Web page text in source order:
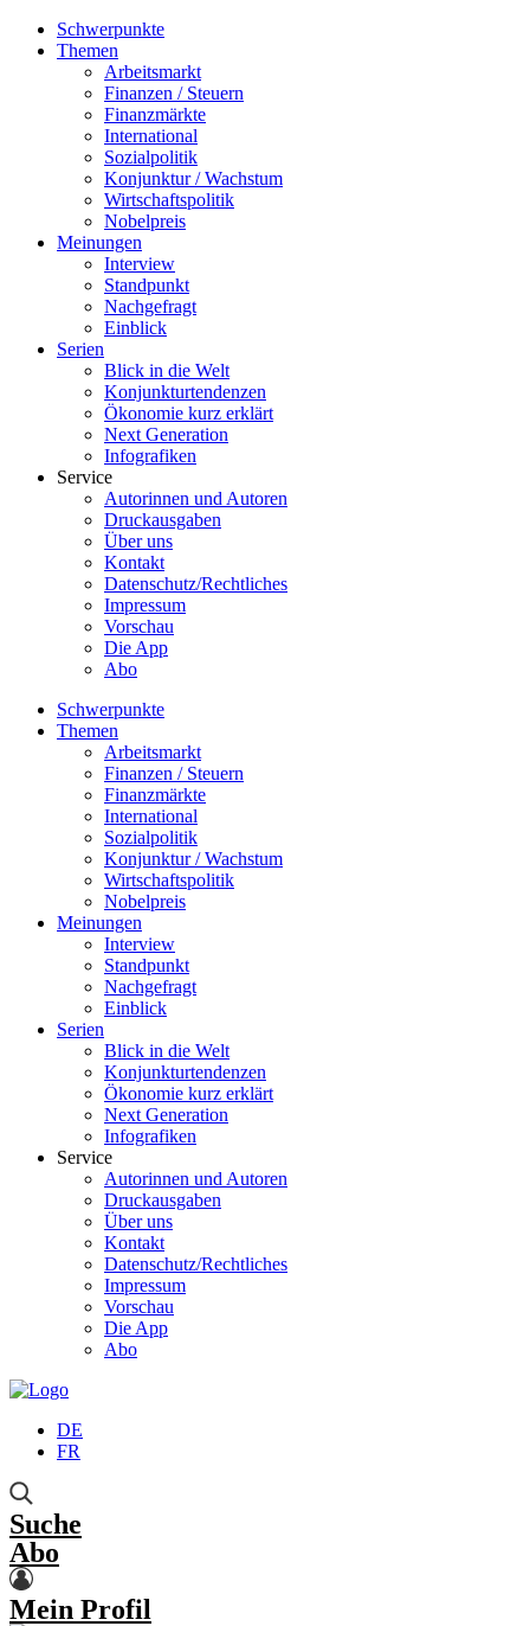
Schwerpunkte
Themen
Arbeitsmarkt
Finanzen / Steuern
Finanzmärkte
International
Sozialpolitik
Konjunktur / Wachstum
Wirtschaftspolitik
Nobelpreis
Meinungen
Interview
Standpunkt
Nachgefragt
Einblick
Serien
Blick in die Welt
Konjunkturtendenzen
Ökonomie kurz erklärt
Next Generation
Infografiken
Service
Autorinnen und Autoren
Druckausgaben
Über uns
Kontakt
Datenschutz/Rechtliches
Impressum
Vorschau
Die App
Abo
Schwerpunkte
Themen
Arbeitsmarkt
Finanzen / Steuern
Finanzmärkte
International
Sozialpolitik
Konjunktur / Wachstum
Wirtschaftspolitik
Nobelpreis
Meinungen
Interview
Standpunkt
Nachgefragt
Einblick
Serien
Blick in die Welt
Konjunkturtendenzen
Ökonomie kurz erklärt
Next Generation
Infografiken
Service
Autorinnen und Autoren
Druckausgaben
Über uns
Kontakt
Datenschutz/Rechtliches
Impressum
Vorschau
Die App
Abo
DE
FR
Suche
Abo
Mein Profil